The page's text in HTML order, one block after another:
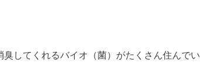
してくれるバイオ（菌）がたくさん住んでい